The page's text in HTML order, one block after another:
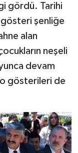
gördü. Tarihi
şenliğe
alan
neşeli
devam
gösterileri de